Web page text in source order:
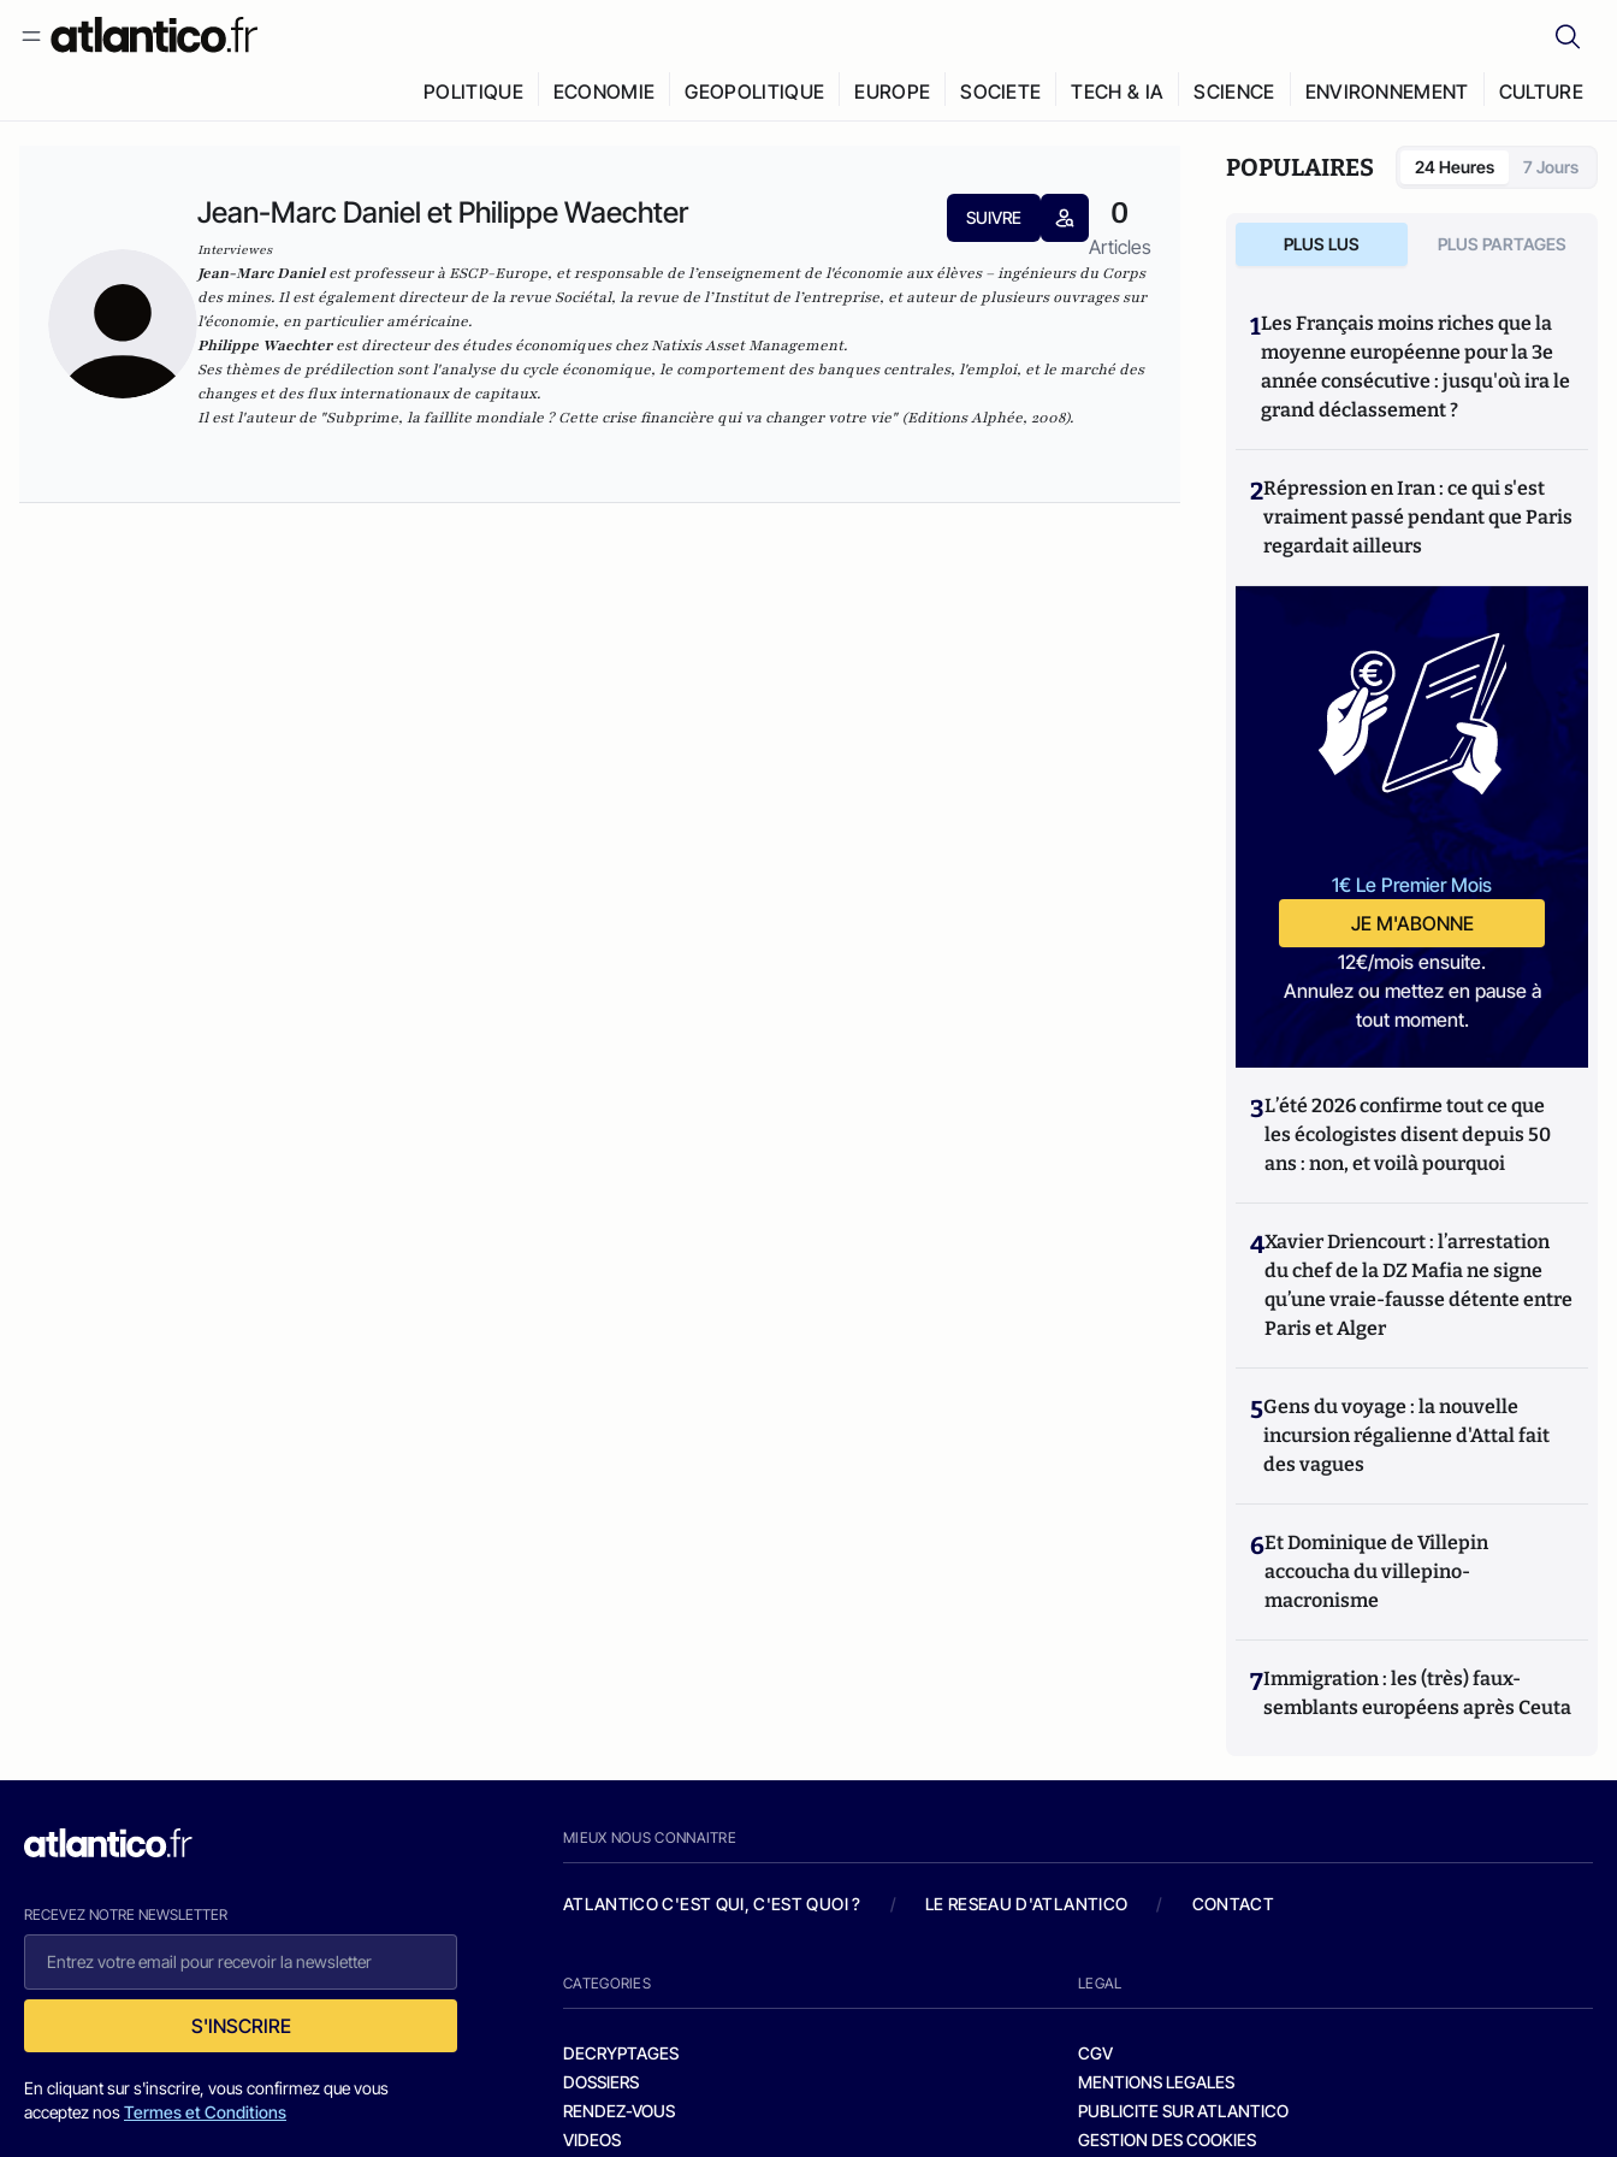
POLITIQUE ECONOMIE GEOPOLITIQUE EUROPE SOCIETE TECH & IA SCIENCE ENVIRONNEMENT CULTURE
Jean-Marc Daniel et Philippe Waechter
Interviewes
SUIVRE 0
Articles
Jean-Marc Danielest professeur à ESCP-Europe, et responsable de l’enseignement de l'économie aux élèves – ingénieurs du Corps
des mines. Il est également directeur de la revue Sociétal, la revue de l’Institut de l’entreprise, et auteur de plusieurs ouvrages sur
l'économie, en particulier américaine.
Philippe Waechterest directeur des études économiques chezNatixis Asset Management.
Ses thèmes de prédilection sont l'analyse du cycle économique, le comportement des banques centrales, l'emploi, et le marché des
changes et des flux internationaux de capitaux.
Il est l'auteur de "Subprime, la faillite mondiale ? Cette crise financière qui va changer votre vie" (Editions Alphée, 2008).
POPULAIRES 24 Heures 7 Jours
PLUS LUS PLUS PARTAGES
1Les Français moins riches que la
moyenne européenne pour la 3e
année consécutive : jusqu'où ira le
grand déclassement ?
2Répression en Iran : ce qui s'est
vraiment passé pendant que Paris
regardait ailleurs
1€ Le Premier Mois
JE M'ABONNE
12€/mois ensuite.
Annulez ou mettez en pause à
tout moment.
3L’été 2026 confirme tout ce que
les écologistes disent depuis 50
ans : non, et voilà pourquoi
4Xavier Driencourt : l’arrestation
du chef de la DZ Mafia ne signe
qu’une vraie-fausse détente entre
Paris et Alger
5Gens du voyage : la nouvelle
incursion régalienne d'Attal fait
des vagues
6Et Dominique de Villepin
accoucha du villepino-
macronisme
7Immigration : les (très) faux-
semblants européens après Ceuta
RECEVEZ NOTRE NEWSLETTER
S'INSCRIRE
En cliquant sur s'inscrire, vous confirmez que vous
acceptez nosTermes et Conditions
MIEUX NOUS CONNAITRE
ATLANTICO C'EST QUI, C'EST QUOI ? / LE RESEAU D'ATLANTICO / CONTACT
CATEGORIES
DECRYPTAGES
DOSSIERS
RENDEZ-VOUS
VIDEOS
LEGAL
CGV
MENTIONS LEGALES
PUBLICITE SUR ATLANTICO
GESTION DES COOKIES